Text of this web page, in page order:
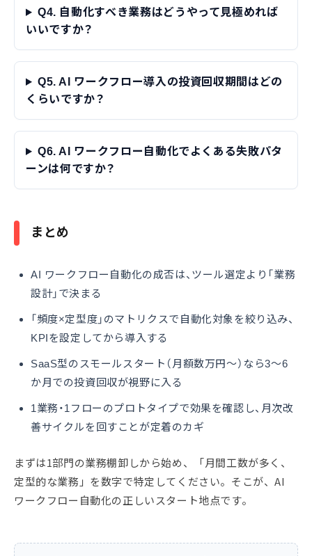
Q4. 自動化すべき業務はどうやって見極めれば
いいですか？
Q5. AI ワークフロー導入の投資回収期間はどの
くらいですか？
Q6. AI ワークフロー自動化でよくある失敗パタ
ーンは何ですか？
まとめ
AI ワークフロー自動化の成否は、ツール選定より「業務
設計」で決まる
「頻度×定型度」のマトリクスで自動化対象を絞り込み、
KPIを設定してから導入する
SaaS型のスモールスタート（月額数万円〜）なら3〜6
か月での投資回収が視野に入る
1業務・1フローのプロトタイプで効果を確認し、月次改
善サイクルを回すことが定着のカギ
まずは1部門の業務棚卸しから始め、「月間工数が多く、
定型的な業務」を数字で特定してください。そこが、AI
ワークフロー自動化の正しいスタート地点です。